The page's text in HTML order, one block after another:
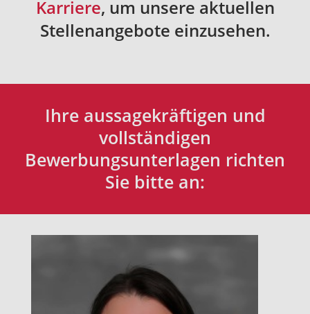
Karriere, um unsere aktuellen
Stellenangebote einzusehen.
Ihre aussagekräftigen und
vollständigen
Bewerbungsunterlagen richten
Sie bitte an: